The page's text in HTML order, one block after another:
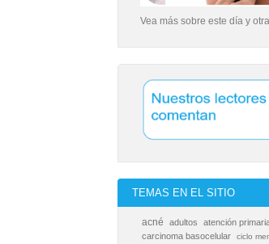
Vea más sobre este día y
TEMAS EN EL SITIO
acné adultos atención
carcinoma basocelular ciclo